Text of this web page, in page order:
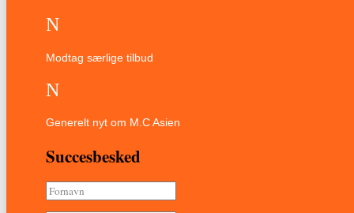
N
Modtag særlige tilbud
N
Generelt nyt om M.C Asien
Succesbesked